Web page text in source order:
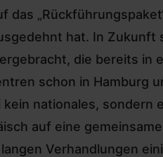
das
hat. In Zukunft
die bereits in
schon in Hamburg
nationales, sondern
auf eine
Verhandlungen